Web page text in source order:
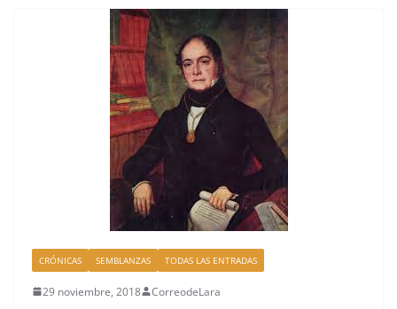
b
o
o
k
d
s
ar
tir
CRÓNICAS SEMBLANZAS TODAS LAS ENTRADAS
29 noviembre, 2018 CorreodeLara